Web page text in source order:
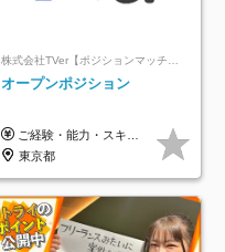
オープンポジション
ご経験・能力・スキル等により、当社基準にて優遇・相談のうえ決定いたします。
東京都